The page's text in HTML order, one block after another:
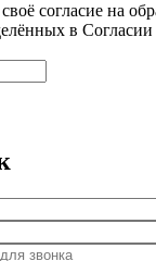
согласие на
в Согласии